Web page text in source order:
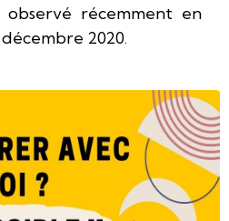
récemment en
2020.